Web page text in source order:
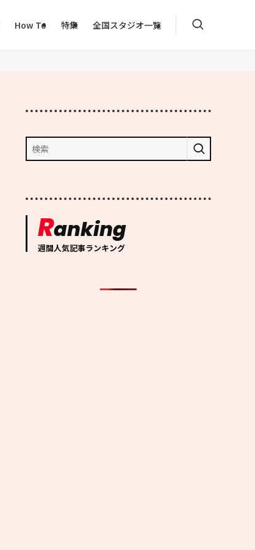
How To 特集 全国スタジオ一覧
Ranking
週間人気記事ランキング